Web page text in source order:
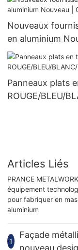
Nouveaux
en aluminium
Panneaux plats
ROUGE/BLEU/
Articles Liés
PRANCE
équipement
pour fabriquer en
aluminium
1
Façade
nouveau